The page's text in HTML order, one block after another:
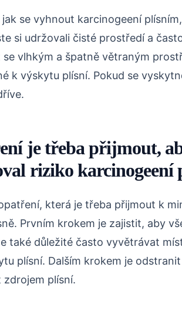
se vyhnout karcinogeení
si udržovali čisté prostředí a
vlhkým a špatně větraným
k výskytu plísní. Pokud se
je třeba přijmout,
riziko karcinogeení
která je třeba přijmout k
Prvním krokem je zajistit, aby
také důležité často vyvětrávat
plísní. Dalším krokem je
plísní.